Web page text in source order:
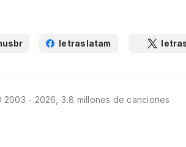
letraslatam
2003 - 2026, 3.8 millones de canciones